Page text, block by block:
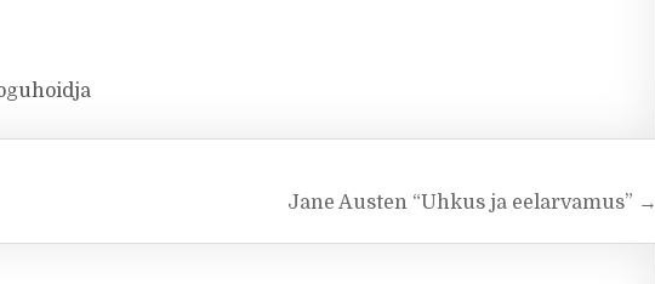
Jane Austen “Uhkus ja eelarvamus” →